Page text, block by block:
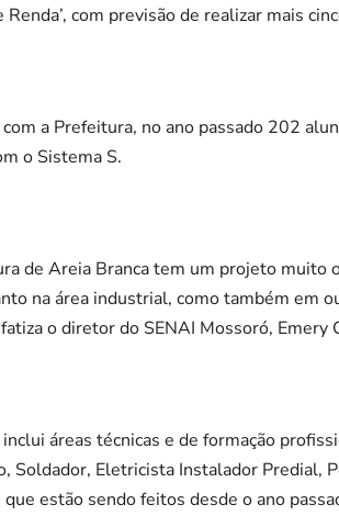
Renda’, com previsão de realizar mais
com a Prefeitura, no ano passado 202
o Sistema S.
de Areia Branca tem um projeto muito
na área industrial, como também em
o diretor do SENAI Mossoró, Emery
áreas técnicas e de formação
Soldador, Eletricista Instalador Predial,
estão sendo feitos desde o ano